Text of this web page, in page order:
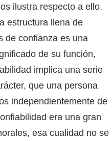
ilustra respecto a ello.
estructura llena de
de confianza es una
de su función,
implica una serie
que una persona
independientemente de
era una gran
esa cualidad no se